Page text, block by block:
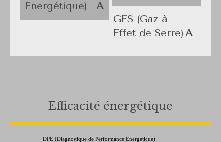
Energétique)
A
GES (Gaz à
Effet de Serre) A
Efficacité énergétique
DPE (Diagnostique de Performance Energétique)